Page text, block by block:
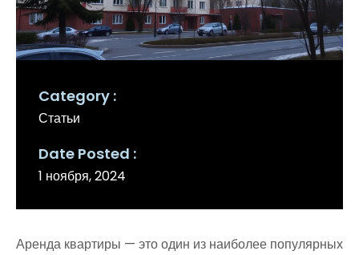
Category
Статьи
Date Posted
1 ноября, 2024
Аренда квартиры — это один из наиболее популярных